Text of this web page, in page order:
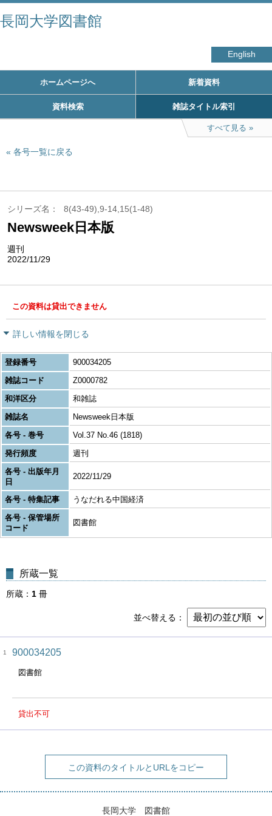
長岡大学図書館
English
ホームページへ 新着資料
資料検索 雑誌タイトル索引
すべて見る
各号一覧に戻る
シリーズ名 8(43-49),9-14,15(1-48)
Newsweek日本版
週刊
2022/11/29
この資料は貸出できません
詳しい情報を閉じる
登録番号
900034205
雑誌コード
Z0000782
和洋区分
和雑誌
雑誌名
Newsweek日本版
各号 - 巻号
Vol.37 No.46 (1818)
発行頻度
週刊
各号 - 出版年月
日
2022/11/29
各号 - 特集記事
うなだれる中国経済
各号 - 保管場所
コード
図書館
所蔵一覧
所蔵 1 冊
並べ替える
1 900034205
図書館
貸出不可
この資料のタイトルとURLをコピー
長岡大学 図書館